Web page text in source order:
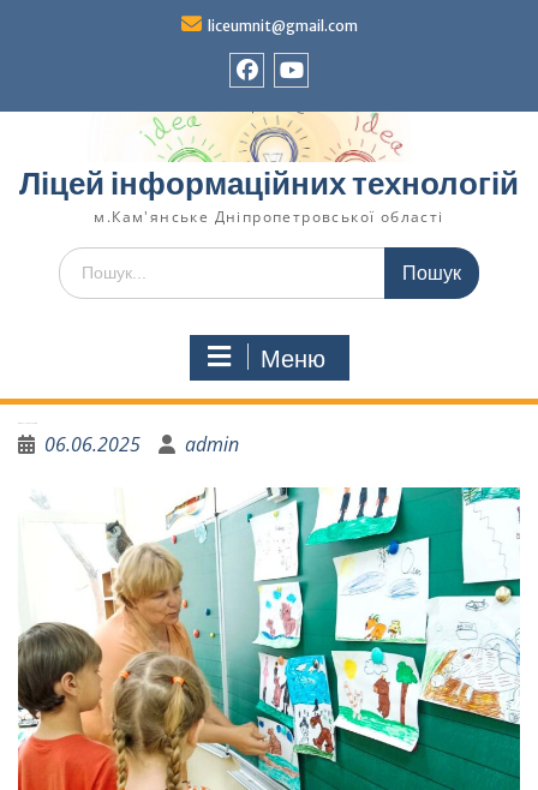
liceumnit@gmail.com
Ліцей інформаційних технологій
м.Кам'янське Дніпропетровської області
Меню
06.06.2025 admin